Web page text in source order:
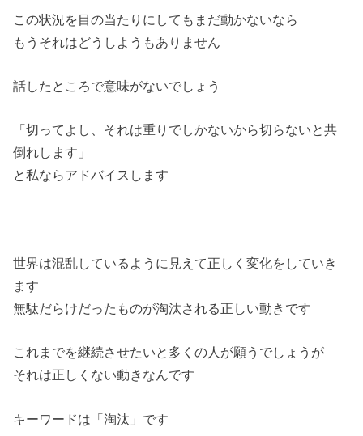
この状況を目の当たりにしてもまだ動かないなら
もうそれはどうしようもありません
話したところで意味がないでしょう
「切ってよし、それは重りでしかないから切らないと共
倒れします」
と私ならアドバイスします
世界は混乱しているように見えて正しく変化をしていき
ます
無駄だらけだったものが淘汰される正しい動きです
これまでを継続させたいと多くの人が願うでしょうが
それは正しくない動きなんです
キーワードは「淘汰」です